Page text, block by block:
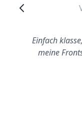
Einfach
meine